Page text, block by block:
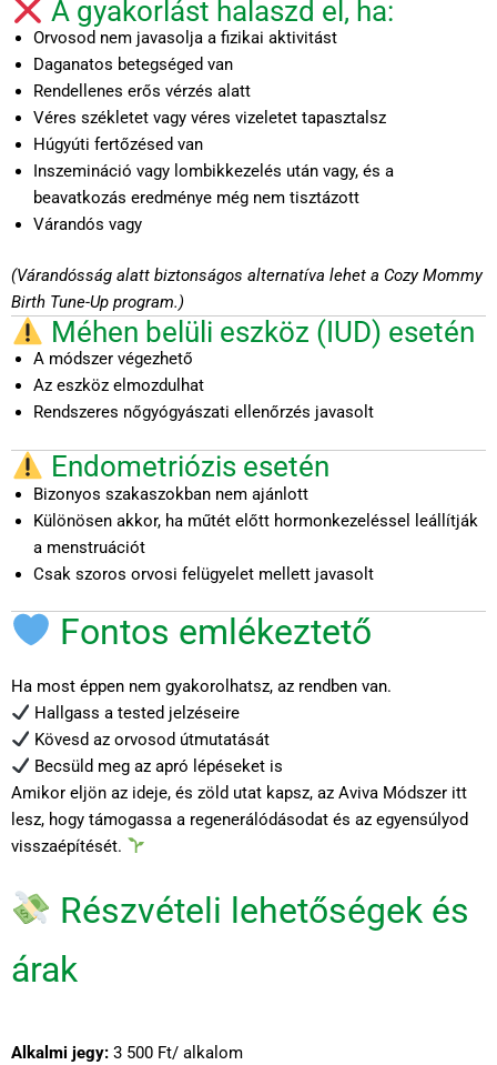
A gyakorlást halaszd el, ha:
Orvosod nem javasolja a fizikai aktivitást
Daganatos betegséged van
Rendellenes erős vérzés alatt
Véres székletet vagy véres vizeletet tapasztalsz
Húgyúti fertőzésed van
Inszemináció vagy lombikkezelés után vagy, és a
beavatkozás eredménye még nem tisztázott
Várandós vagy
(Várandósság alatt biztonságos alternatíva lehet a Cozy Mommy
Birth Tune-Up program.)
Méhen belüli eszköz (IUD) esetén
A módszer végezhető
Az eszköz elmozdulhat
Rendszeres nőgyógyászati ellenőrzés javasolt
Endometriózis esetén
Bizonyos szakaszokban nem ajánlott
Különösen akkor, ha műtét előtt hormonkezeléssel leállítják
a menstruációt
Csak szoros orvosi felügyelet mellett javasolt
Fontos emlékeztető
Ha most éppen nem gyakorolhatsz, az rendben van.
Hallgass a tested jelzéseire
Kövesd az orvosod útmutatását
Becsüld meg az apró lépéseket is
Amikor eljön az ideje, és zöld utat kapsz, az Aviva Módszer itt
lesz, hogy támogassa a regenerálódásodat és az egyensúlyod
visszaépítését.
Részvételi lehetőségek és
árak
Alkalmi jegy: 3 500 Ft/ alkalom